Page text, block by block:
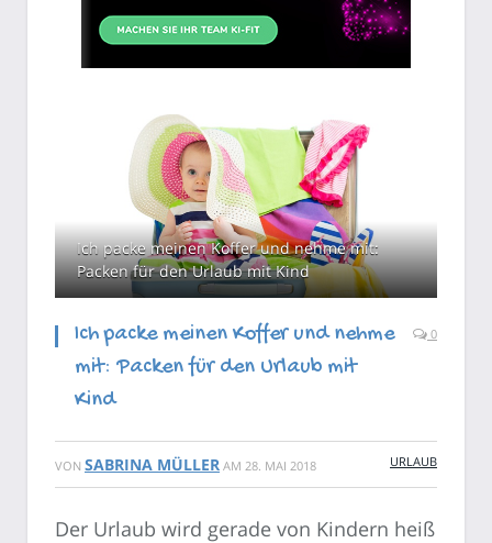
Ich packe meinen Koffer und nehme mit:
Packen für den Urlaub mit Kind
Ich packe meinen Koffer und nehme
mit: Packen für den Urlaub mit
Kind
0
VON SABRINA MÜLLER AM 28. MAI 2018 URLAUB
Der Urlaub wird gerade von Kindern heiß